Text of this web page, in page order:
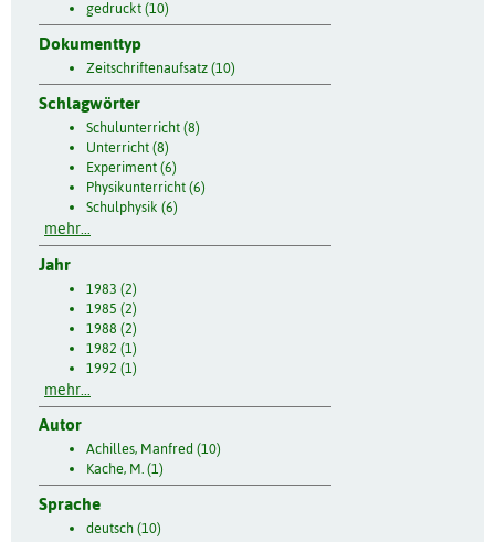
gedruckt (10)
Dokumenttyp
Zeitschriftenaufsatz (10)
Schlagwörter
Schulunterricht (8)
Unterricht (8)
Experiment (6)
Physikunterricht (6)
Schulphysik (6)
mehr...
Jahr
1983 (2)
1985 (2)
1988 (2)
1982 (1)
1992 (1)
mehr...
Autor
Achilles, Manfred (10)
Kache, M. (1)
Sprache
deutsch (10)